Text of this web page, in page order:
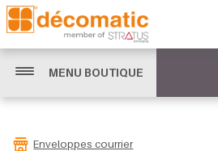
MENU BOUTIQUE
Enveloppes courrier